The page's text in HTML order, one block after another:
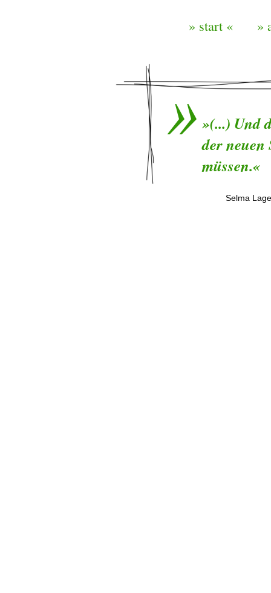
» start « »
»(...) Und
der neuen
müssen.«
Selma